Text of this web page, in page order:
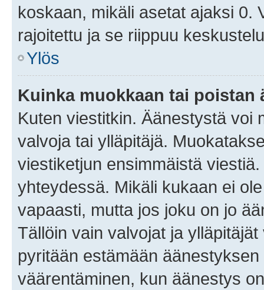
koskaan, mikäli asetat ajaksi 0.
rajoitettu ja se riippuu
Ylös
Kuinka muokkaan tai poistan
Kuten viestitkin. Äänestystä voi
valvoja tai ylläpitäjä.
viestiketjun ensimmäistä
yhteydessä. Mikäli kukaan ei
vapaasti, mutta jos joku on jo
Tällöin vain valvojat ja
pyritään estämään
väärentäminen, kun äänestys